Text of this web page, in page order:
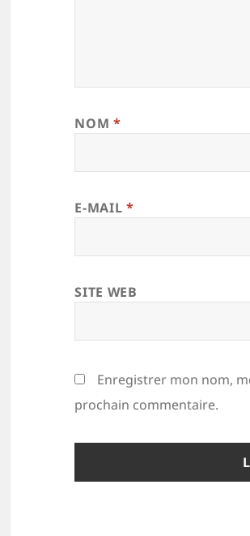
NOM *
E-MAIL *
SITE WEB
Enregistrer mon nom,
prochain commentaire.